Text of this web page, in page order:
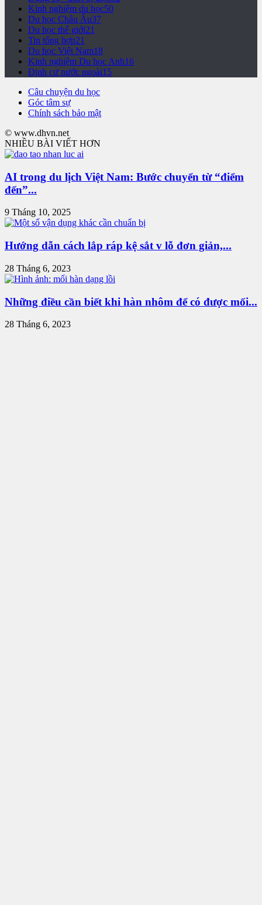
Kinh nghiệm du học50
Du học Châu Âu37
Du học thế giới21
Tin tổng hợp21
Du học Việt Nam18
Kinh nghiệm Du học Anh16
Định cư nước ngoài15
Câu chuyện du học
Góc tâm sự
Chính sách bảo mật
© www.dhvn.net
NHIỀU BÀI VIẾT HƠN
AI trong du lịch Việt Nam: Bước chuyển từ “điểm
đến”...
9 Tháng 10, 2025
Hướng dẫn cách lắp ráp kệ sắt v lỗ đơn giản,...
28 Tháng 6, 2023
Những điều cần biết khi hàn nhôm để có được mối...
28 Tháng 6, 2023